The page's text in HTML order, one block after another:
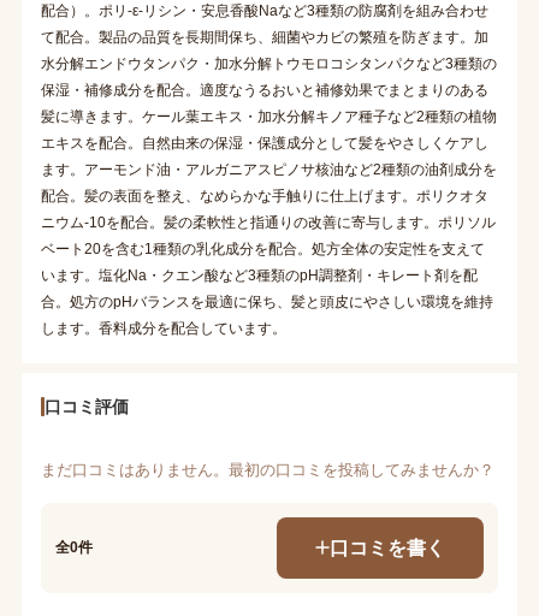
配合）。ポリ-ε-リシン・安息香酸Naなど3種類の防腐剤を組み合わせ
て配合。製品の品質を長期間保ち、細菌やカビの繁殖を防ぎます。加
水分解エンドウタンパク・加水分解トウモロコシタンパクなど3種類の
保湿・補修成分を配合。適度なうるおいと補修効果でまとまりのある
髪に導きます。ケール葉エキス・加水分解キノア種子など2種類の植物
エキスを配合。自然由来の保湿・保護成分として髪をやさしくケアし
ます。アーモンド油・アルガニアスピノサ核油など2種類の油剤成分を
配合。髪の表面を整え、なめらかな手触りに仕上げます。ポリクオタ
ニウム-10を配合。髪の柔軟性と指通りの改善に寄与します。ポリソル
ベート20を含む1種類の乳化成分を配合。処方全体の安定性を支えて
います。塩化Na・クエン酸など3種類のpH調整剤・キレート剤を配
合。処方のpHバランスを最適に保ち、髪と頭皮にやさしい環境を維持
します。香料成分を配合しています。
口コミ評価
まだ口コミはありません。最初の口コミを投稿してみませんか？
全0件 口コミを書く